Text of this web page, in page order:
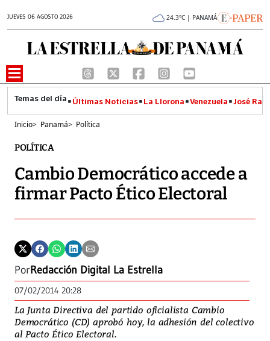
JUEVES 06 AGOSTO 2026 24.3°C | PANAMÁ
Últimas Noticias La Llorona Venezuela José
Inicio> Panamá> Política
POLÍTICA
Cambio Democrático accede a
firmar Pacto Ético Electoral
PorRedacción Digital La Estrella
07/02/2014 20:28
La Junta Directiva del partido oficialista Cambio
Democrático (CD) aprobó hoy, la adhesión del colectivo
al Pacto Ético Electoral.